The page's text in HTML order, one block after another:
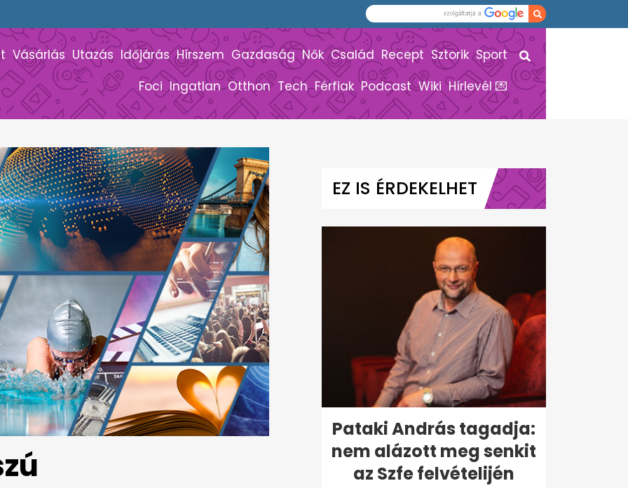
Vásárlás Utazás Időjárás Hírszem Gazdaság Nők Család Recept Sztorik Sport
Foci Ingatlan Otthon Tech Férfiak Podcast Wiki Hírlevél 💌
EZ IS ÉRDEKELHET
Pataki András tagadja:
nem alázott meg senkit
az Szfe felvételijén